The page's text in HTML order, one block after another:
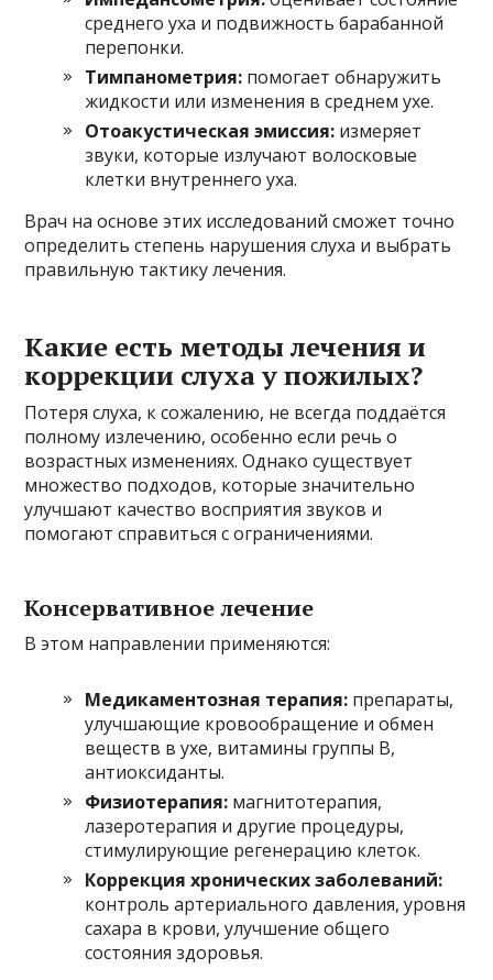
среднего уха и подвижность барабанной
перепонки.
Тимпанометрия: помогает обнаружить
жидкости или изменения в среднем ухе.
Отоакустическая эмиссия: измеряет
звуки, которые излучают волосковые
клетки внутреннего уха.
Врач на основе этих исследований сможет точно
определить степень нарушения слуха и выбрать
правильную тактику лечения.
Какие есть методы лечения и
коррекции слуха у пожилых?
Потеря слуха, к сожалению, не всегда поддаётся
полному излечению, особенно если речь о
возрастных изменениях. Однако существует
множество подходов, которые значительно
улучшают качество восприятия звуков и
помогают справиться с ограничениями.
Консервативное лечение
В этом направлении применяются:
Медикаментозная терапия: препараты,
улучшающие кровообращение и обмен
веществ в ухе, витамины группы В,
антиоксиданты.
Физиотерапия: магнитотерапия,
лазеротерапия и другие процедуры,
стимулирующие регенерацию клеток.
Коррекция хронических заболеваний:
контроль артериального давления, уровня
сахара в крови, улучшение общего
состояния здоровья.